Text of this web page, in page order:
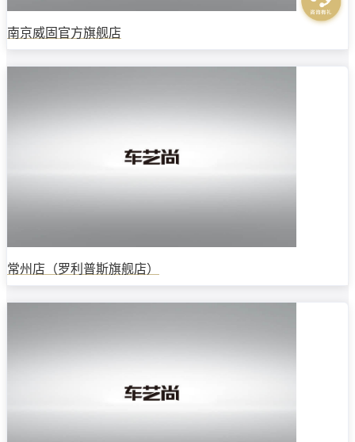
南京威固官方旗舰店
常州店（罗利普斯旗舰店）